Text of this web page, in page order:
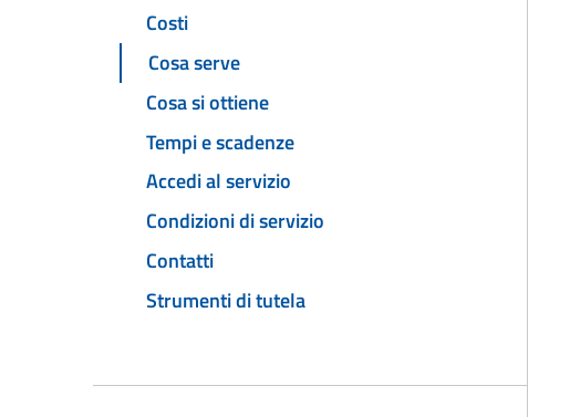
Costi
Cosa serve
Cosa si ottiene
Tempi e scadenze
Accedi al servizio
Condizioni di servizio
Contatti
Strumenti di tutela